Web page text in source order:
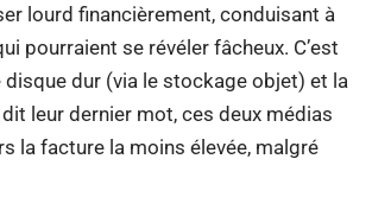
lourd financièrement, conduisant à
pourraient se révéler fâcheux. C’est
disque dur (via le stockage objet) et la
dit leur dernier mot, ces deux médias
la facture la moins élevée, malgré